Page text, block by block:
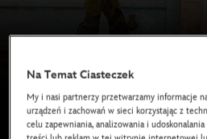
Na Temat Ciasteczek
My i nasi partnerzy przetwarzamy informacje
urządzeń i zachowań w sieci korzystając z
celu zapewniania, analizowania i udoskonalania